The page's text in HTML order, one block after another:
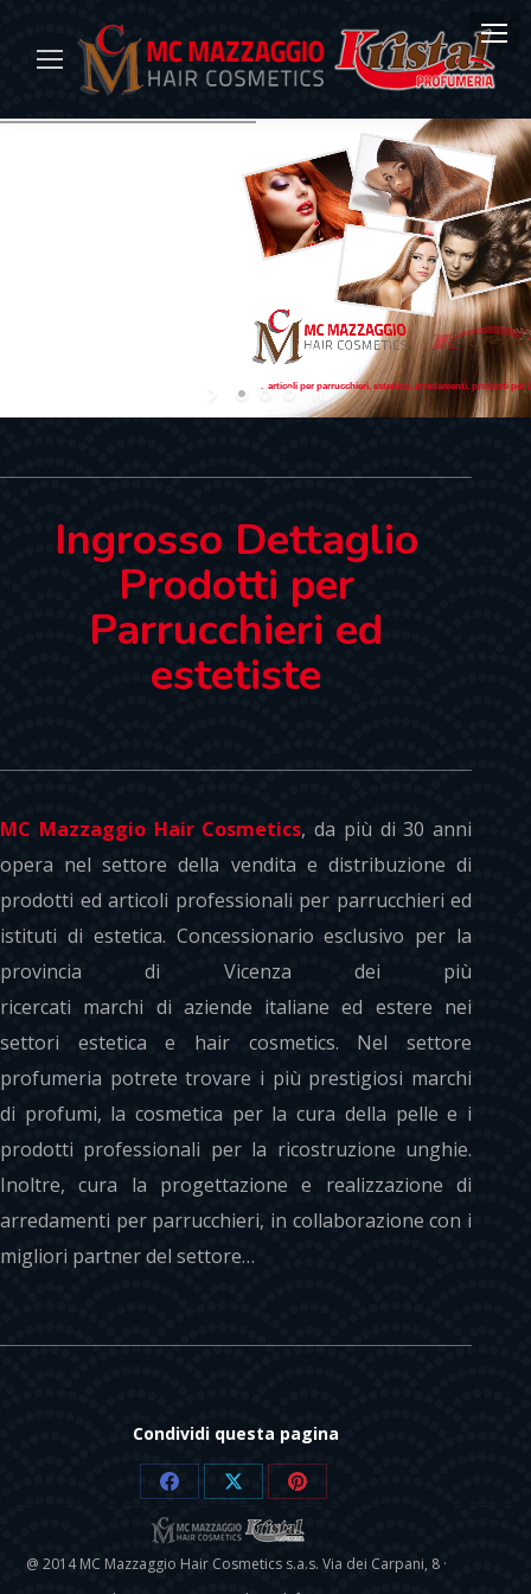
...articoli per parrucchieri, estetiste, arredamenti, prodotti per
Ingrosso Dettaglio
Prodotti per
Parrucchieri ed
estetiste
MC Mazzaggio Hair Cosmetics, da più di 30 anni
opera nel settore della vendita e distribuzione di
prodotti ed articoli professionali per parrucchieri ed
istituti di estetica. Concessionario esclusivo per la
provincia di Vicenza dei più
ricercati marchi di aziende italiane ed estere nei
settori estetica e hair cosmetics. Nel settore
profumeria potrete trovare i più prestigiosi marchi
di profumi, la cosmetica per la cura della pelle e i
prodotti professionali per la ricostruzione unghie.
Inoltre, cura la progettazione e realizzazione di
arredamenti per parrucchieri, in collaborazione con i
migliori partner del settore…
Condividi questa pagina
Share
on
Facebook
Share
on
X
Share
on
Pinterest
@ 2014 MC Mazzaggio Hair Cosmetics s.a.s. Via dei Carpani, 8 ·